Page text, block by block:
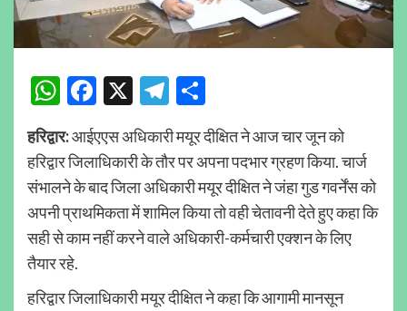
WhatsApp
Facebook
X Telegram
हरिद्वार:आईएएस अधिकारी मयूर दीक्षित ने आज चार जून को
हरिद्वार जिलाधिकारी के तौर पर अपना पदभार ग्रहण किया. चार्ज
संभालने के बाद जिला अधिकारी मयूर दीक्षित ने जंहा गुड गवर्नेंस को
अपनी प्राथमिकता में शामिल किया तो वही चेतावनी देते हुए कहा कि
सही से काम नहीं करने वाले अधिकारी-कर्मचारी एक्शन के लिए
तैयार रहे.
हरिद्वार जिलाधिकारी मयूर दीक्षित ने कहा कि आगामी मानसून